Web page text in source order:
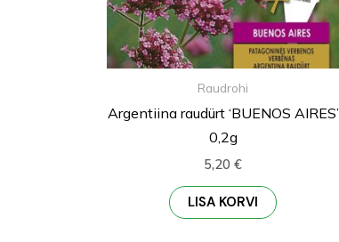
Raudrohi
Argentiina raudürt ‘BUENOS AIRES’
0,2g
5,20 €
LISA KORVI